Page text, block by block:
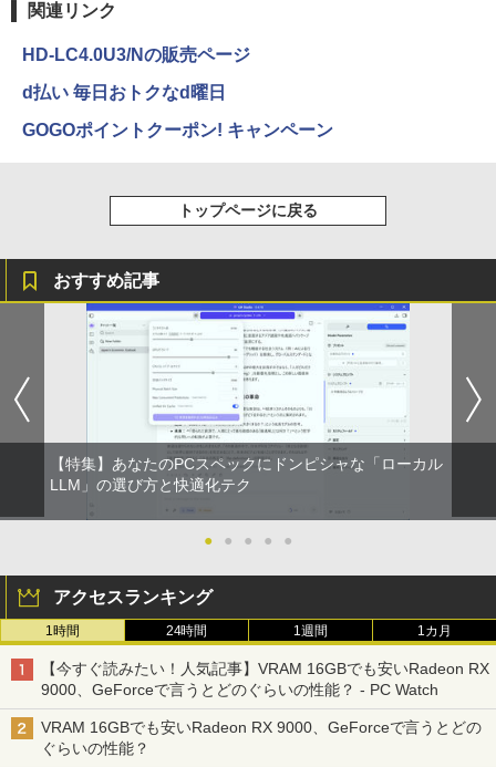
2
21BA 対応 1920x1200 WUXGA IPS LED
パネル
￥9,800
【楽天1位 10.5/11インチ 小型 軽量】モ
バイルモニター 10.5インチ 11インチ フ
ディスプレイ ミニPC対応 3年保証 EVICI
￥10,999
4
【期間限定5%OFFクーポン 8/12 10時ま
で】 ゲーミングモニター モニター 24.5
インチ 24インチ 180Hz 180hz FHD フリ
カット ノングレア HDMI Adaptive-Sync
ブラック MAXZEN MGM25IC03 マクス
￥11,980
5
【16%OFF！8/11 1:59まで】AOPEN ゲ
ーミングモニター 23.8インチ IPS フル
HD 非光沢 200Hz (144Hz 165Hz 対応) 0.
5ms sRGB 99% AMD FreeSync Premiu
3
【3千円以上送料無料】就業規則の法律実
￥2,420
【最大3％OFF】 【中古】 送料無料 ワイ
ド版 俺たちのフィールド 全18巻 村枝賢
一 中古コミック 漫画 全巻セット マンガ
【中古】
￥8,700
Anker Soundcore P31i ピンク
￥5,990
￥14,990
【2026年アップグレード版】AOKIMI ワイヤ
レスイヤホン bluetooth イヤホン V12 小型
軽量 ブルートゥースHi-Fi 最大36時間再生 ぶ
るーとゅーす コードレス ENCノイズキャン
セリング 自動ペアリング Type-C充電 マイク
付き 防水 タッチ式音量調整 スポーツ/通勤/通
学/WEB会議(ホワイト)
￥1,964
Xiaomi シャオミ REDMI Buds 8 Lite ワイヤ
リング ANC 36時間再生
￥3,480
￥250
見知らぬ糸
￥250
On My Road (Stadium ver.)
￥250
強炭酸水 ペットボトル 500ミリリットル (Sm
art Basic)
￥1,625
【Amazon.co.jp限定】 伊藤園 磨かれて、澄
みきった日本の水 2L 8本 ラベルレス [ ケース
] [ 水 ] [ ペットボトル ] [ 箱買い ] [ ストック
] [ 水分補給 ]
￥832
ONE PIECE モノクロ版 115 (ジャンプコミッ
￥572
スーパーの裏でヤニ吸うふたり 9巻 (デジタル
版ビッグガンガンコミックス)
￥810
関連リンク
HD-LC4.0U3/Nの販売ページ
d払い 毎日おトクなd曜日
GOGOポイントクーポン! キャンペーン
トップページに戻る
おすすめ記事
【特集】あなたのPCスペックにドンピシャな「ローカル
LLM」の選び方と快適化テク
● ● ● ● ●
アクセスランキング
1時間 24時間 1週間 1カ月
【今すぐ読みたい！人気記事】VRAM 16GBでも安いRadeon RX
9000、GeForceで言うとどのぐらいの性能？ - PC Watch
VRAM 16GBでも安いRadeon RX 9000、GeForceで言うとどの
ぐらいの性能？